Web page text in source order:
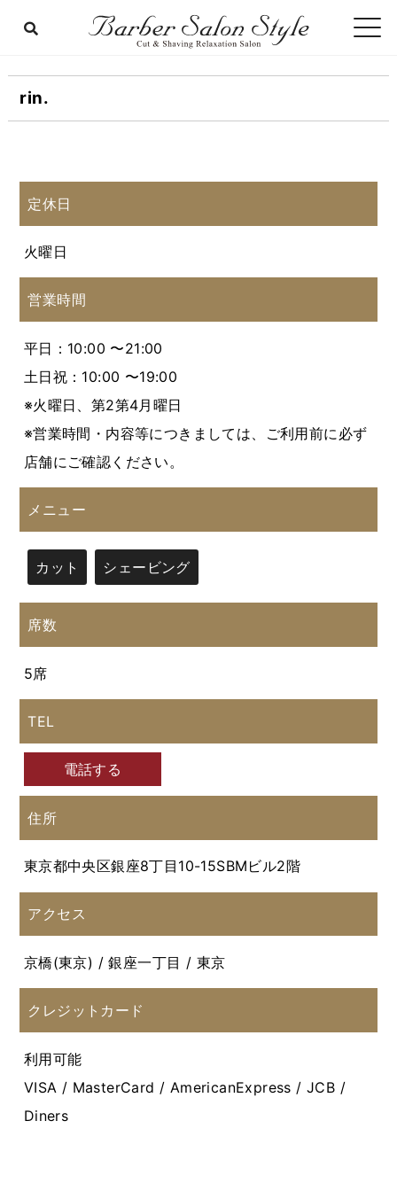
rin.
定休日
火曜日
営業時間
平日：10:00 〜21:00
土日祝：10:00 〜19:00
※火曜日、第2第4月曜日
※営業時間・内容等につきましては、ご利用前に必ず
店舗にご確認ください。
メニュー
カット シェービング
席数
5席
TEL
電話する
住所
東京都中央区銀座8丁目10-15SBMビル2階
アクセス
京橋(東京) / 銀座一丁目 / 東京
クレジットカード
利用可能
VISA / MasterCard / AmericanExpress / JCB /
Diners